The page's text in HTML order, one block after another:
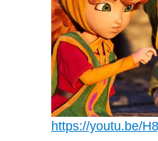
https://youtu.be/